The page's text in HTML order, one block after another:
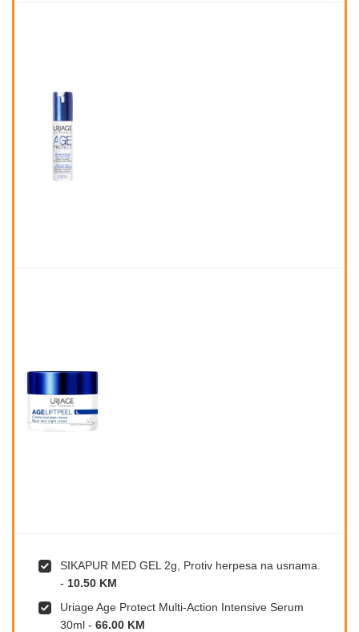
SIKAPUR MED GEL 2g, Protiv herpesa na usnama.
- 10.50 KM
Uriage Age Protect Multi-Action Intensive Serum
30ml - 66.00 KM